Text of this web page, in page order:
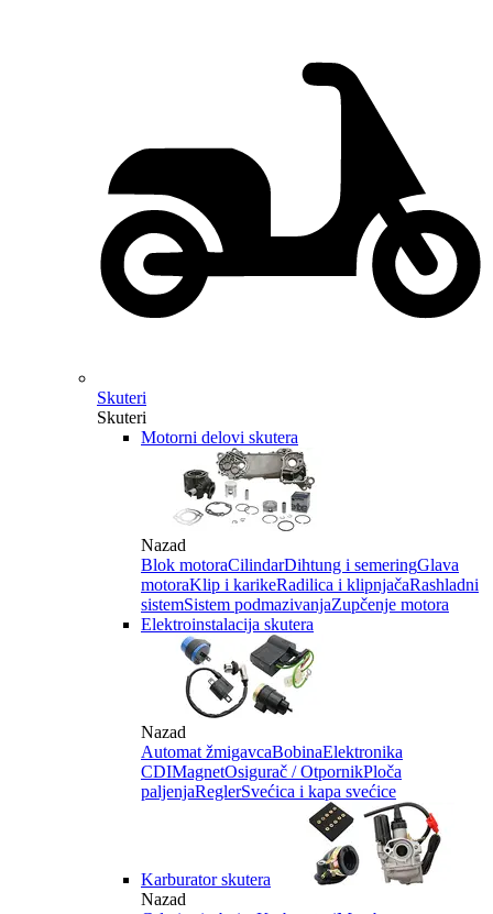
Skuteri
Skuteri
Motorni delovi skutera
Nazad
Blok motoraCilindarDihtung i semeringGlava
motoraKlip i karikeRadilica i klipnjačaRashladni
sistemSistem podmazivanjaZupčenje motora
Elektroinstalacija skutera
Nazad
Automat žmigavcaBobinaElektronika
CDIMagnetOsigurač / OtpornikPloča
paljenjaReglerSvećica i kapa svećice
Karburator skutera
Nazad